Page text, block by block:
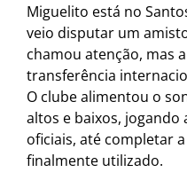
Miguelito está no
veio disputar um
chamou atenção, mas
transferência
O clube alimentou o
altos e baixos, jogando
oficiais, até completar
finalmente utilizado.